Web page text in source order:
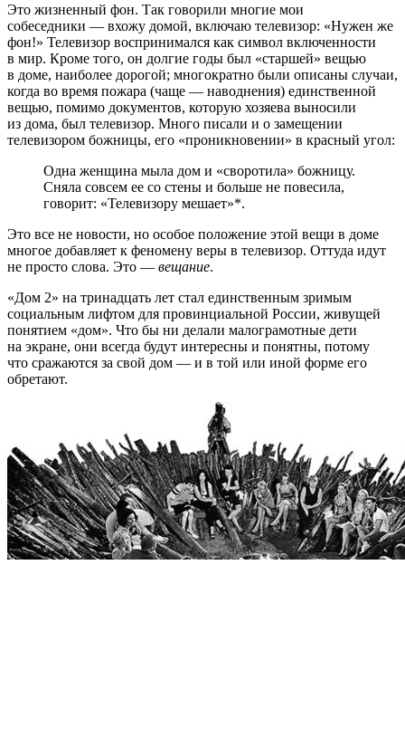
Это жизненный фон. Так говорили многие мои
собеседники — вхожу домой, включаю телевизор: «Нужен же
фон!» Телевизор воспринимался как символ включенности
в мир. Кроме того, он долгие годы был «старшей» вещью
в доме, наиболее дорогой; многократно были описаны случаи,
когда во время пожара (чаще — наводнения) единственной
вещью, помимо документов, которую хозяева выносили
из дома, был телевизор. Много писали и о замещении
телевизором божницы, его «проникновении» в красный угол:
Одна женщина мыла дом и «своротила» божницу.
Сняла совсем ее со стены и больше не повесила,
говорит: «Телевизору мешает»*.
Это все не новости, но особое положение этой вещи в доме
многое добавляет к феномену веры в телевизор. Оттуда идут
не просто слова. Это — вещание.
«Дом 2» на тринадцать лет стал единственным зримым
социальным лифтом для провинциальной России, живущей
понятием «дом». Что бы ни делали малограмотные дети
на экране, они всегда будут интересны и понятны, потому
что сражаются за свой дом — и в той или иной форме его
обретают.